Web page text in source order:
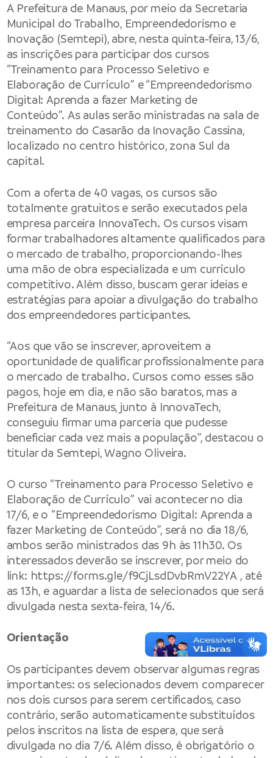
A Prefeitura de Manaus, por meio da Secretaria
Municipal do Trabalho, Empreendedorismo e
Inovação (Semtepi), abre, nesta quinta-feira, 13/6,
as inscrições para participar dos cursos
“Treinamento para Processo Seletivo e
Elaboração de Currículo” e “Empreendedorismo
Digital: Aprenda a fazer Marketing de
Conteúdo”. As aulas serão ministradas na sala de
treinamento do Casarão da Inovação Cassina,
localizado no centro histórico, zona Sul da
capital.
Com a oferta de 40 vagas, os cursos são
totalmente gratuitos e serão executados pela
empresa parceira InnovaTech. Os cursos visam
formar trabalhadores altamente qualificados para
o mercado de trabalho, proporcionando-lhes
uma mão de obra especializada e um currículo
competitivo. Além disso, buscam gerar ideias e
estratégias para apoiar a divulgação do trabalho
dos empreendedores participantes.
“Aos que vão se inscrever, aproveitem a
oportunidade de qualificar profissionalmente para
o mercado de trabalho. Cursos como esses são
pagos, hoje em dia, e não são baratos, mas a
Prefeitura de Manaus, junto à InnovaTech,
conseguiu firmar uma parceria que pudesse
beneficiar cada vez mais a população”, destacou o
titular da Semtepi, Wagno Oliveira.
O curso “Treinamento para Processo Seletivo e
Elaboração de Currículo” vai acontecer no dia
17/6, e o “Empreendedorismo Digital: Aprenda a
fazer Marketing de Conteúdo”, será no dia 18/6,
ambos serão ministrados das 9h às 11h30. Os
interessados deverão se inscrever, por meio do
link: https://forms.gle/f9CjLsdDvbRmV22YA , até
as 13h, e aguardar a lista de selecionados que será
divulgada nesta sexta-feira, 14/6.
Orientação
Os participantes devem observar algumas regras
importantes: os selecionados devem comparecer
nos dois cursos para serem certificados, caso
contrário, serão automaticamente substituídos
pelos inscritos na lista de espera, que será
divulgada no dia 7/6. Além disso, é obrigatório o